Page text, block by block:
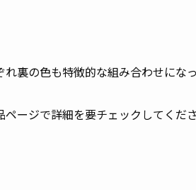
裏の色も特徴的な組み合わせにな
ページで詳細を要チェックしてくだ